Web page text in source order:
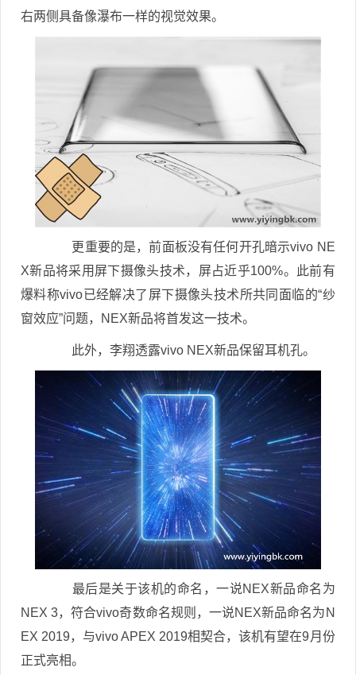
右两侧具备像瀑布一样的视觉效果。
更重要的是，前面板没有任何开孔暗示vivo NE
X新品将采用屏下摄像头技术，屏占近乎100%。此前有
爆料称vivo已经解决了屏下摄像头技术所共同面临的“纱
窗效应”问题，NEX新品将首发这一技术。
此外，李翔透露vivo NEX新品保留耳机孔。
最后是关于该机的命名，一说NEX新品命名为
NEX 3，符合vivo奇数命名规则，一说NEX新品命名为N
EX 2019，与vivo APEX 2019相契合，该机有望在9月份
正式亮相。